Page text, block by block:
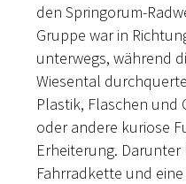
den Springorum-
Gruppe war in
unterwegs, während
Wiesental
Plastik, Flaschen und
oder andere kuriose
Erheiterung.
Fahrradkette und